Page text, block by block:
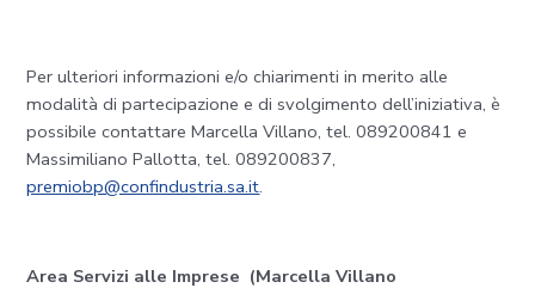
Per ulteriori informazioni e/o chiarimenti in merito alle
modalità di partecipazione e di svolgimento dell’iniziativa, è
possibile contattare Marcella Villano, tel. 089200841 e
Massimiliano Pallotta, tel. 089200837,
premiobp@confindustria.sa.it.
Area Servizi alle Imprese (Marcella Villano